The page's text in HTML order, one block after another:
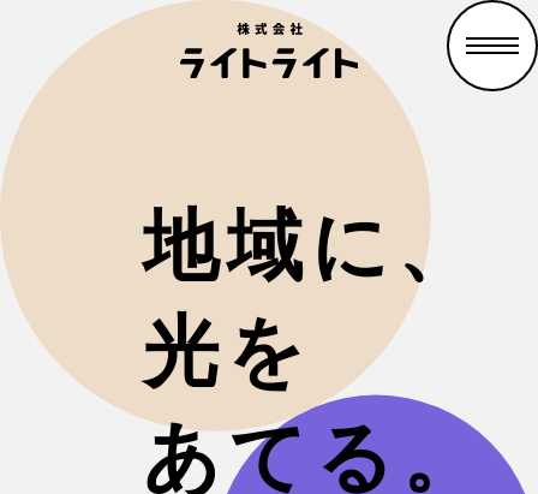
地域に、
光を
あてる。